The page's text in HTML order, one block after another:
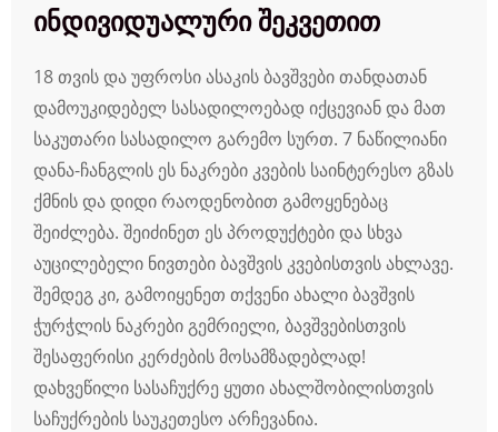
ინდივიდუალური შეკვეთით
18 თვის და უფროსი ასაკის ბავშვები თანდათან
დამოუკიდებელ სასადილოებად იქცევიან და მათ
საკუთარი სასადილო გარემო სურთ. 7 ნაწილიანი
დანა-ჩანგლის ეს ნაკრები კვების საინტერესო გზას
ქმნის და დიდი რაოდენობით გამოყენებაც
შეიძლება. შეიძინეთ ეს პროდუქტები და სხვა
აუცილებელი ნივთები ბავშვის კვებისთვის ახლავე.
შემდეგ კი, გამოიყენეთ თქვენი ახალი ბავშვის
ჭურჭლის ნაკრები გემრიელი, ბავშვებისთვის
შესაფერისი კერძების მოსამზადებლად!
დახვეწილი სასაჩუქრე ყუთი ახალშობილისთვის
საჩუქრების საუკეთესო არჩევანია.